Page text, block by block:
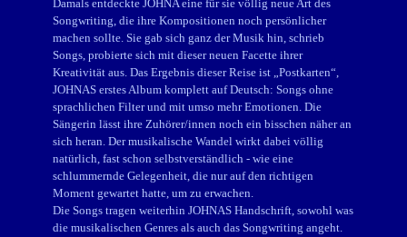
Damals entdeckte JOHNA eine für sie völlig neue Art des
Songwriting, die ihre Kompositionen noch persönlicher
machen sollte. Sie gab sich ganz der Musik hin, schrieb
Songs, probierte sich mit dieser neuen Facette ihrer
Kreativität aus. Das Ergebnis dieser Reise ist „Postkarten“,
JOHNAS erstes Album komplett auf Deutsch: Songs ohne
sprachlichen Filter und mit umso mehr Emotionen. Die
Sängerin lässt ihre Zuhörer/innen noch ein bisschen näher an
sich heran. Der musikalische Wandel wirkt dabei völlig
natürlich, fast schon selbstverständlich - wie eine
schlummernde Gelegenheit, die nur auf den richtigen
Moment gewartet hatte, um zu erwachen.
Die Songs tragen weiterhin JOHNAS Handschrift, sowohl was
die musikalischen Genres als auch das Songwriting angeht.